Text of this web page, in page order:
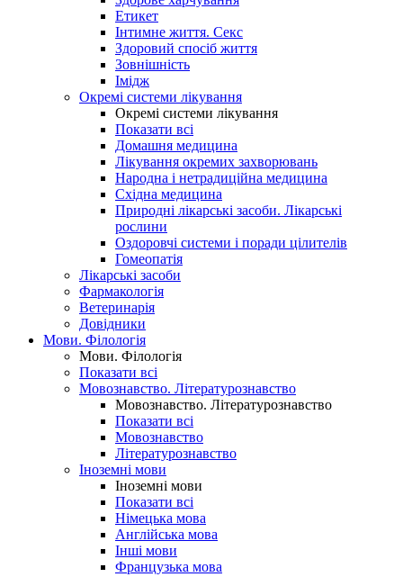
Етикет
Інтимне життя. Секс
Здоровий спосіб життя
Зовнішність
Імідж
Окремі системи лікування
Окремі системи лікування
Показати всі
Домашня медицина
Лікування окремих захворювань
Народна і нетрадиційна медицина
Східна медицина
Природні лікарські засоби. Лікарські
рослини
Оздоровчі системи і поради цілителів
Гомеопатія
Лікарські засоби
Фармакологія
Ветеринарія
Довідники
Мови. Філологія
Мови. Філологія
Показати всі
Мовознавство. Літературознавство
Мовознавство. Літературознавство
Показати всі
Мовознавство
Літературознавство
Іноземні мови
Іноземні мови
Показати всі
Німецька мова
Англійська мова
Інші мови
Французька мова